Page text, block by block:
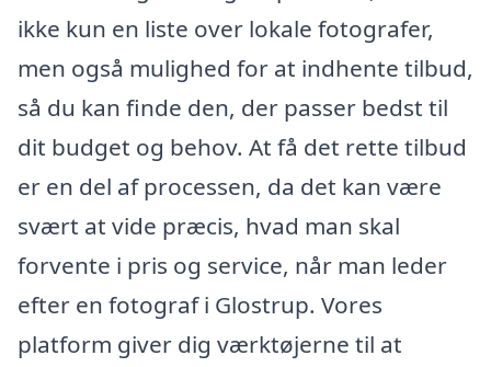
ikke kun en liste over lokale fotografer,
men også mulighed for at indhente tilbud,
så du kan finde den, der passer bedst til
dit budget og behov. At få det rette tilbud
er en del af processen, da det kan være
svært at vide præcis, hvad man skal
forvente i pris og service, når man leder
efter en fotograf i Glostrup. Vores
platform giver dig værktøjerne til at